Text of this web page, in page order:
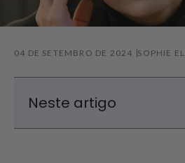
04 DE SETEMBRO DE 2024 SOPHIE
Neste artigo